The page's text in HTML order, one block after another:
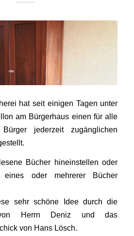
hat seit einigen Tagen unter
am Bürgerhaus einen für alle
jederzeit zugänglichen
Bücher hineinstellen oder
oder mehrerer Bücher
sehr schöne Idee durch die
von Herrn Deniz und das
von Hans Lösch.